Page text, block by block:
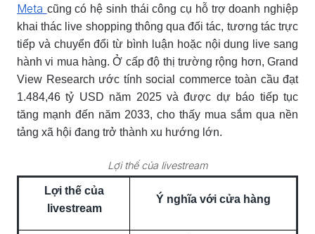
Meta cũng có hệ sinh thái công cụ hỗ trợ doanh nghiệp
khai thác live shopping thông qua đối tác, tương tác trực
tiếp và chuyển đổi từ bình luận hoặc nội dung live sang
hành vi mua hàng. Ở cấp độ thị trường rộng hơn, Grand
View Research ước tính social commerce toàn cầu đạt
1.484,46 tỷ USD năm 2025 và được dự báo tiếp tục
tăng mạnh đến năm 2033, cho thấy mua sắm qua nền
tảng xã hội đang trở thành xu hướng lớn.
Lợi thế của livestream
Lợi thế của
livestream
Ý nghĩa với cửa hàng